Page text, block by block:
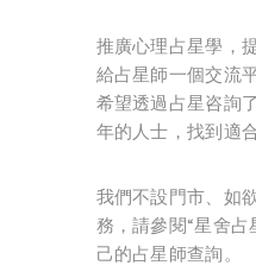
推廣心理占星學，
給占星師一個交流
希望透過占星咨詢
年的人士，找到適
我們不設門市、如
務，請參閱“星舍
己的占星師查詢。